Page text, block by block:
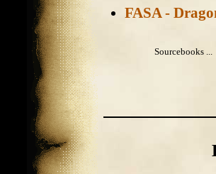
FASA -
Sourcebooks ...